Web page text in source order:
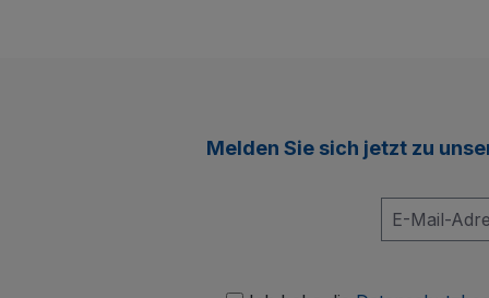
Melden Sie sich jetzt zu